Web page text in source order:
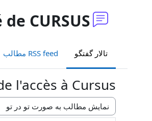
CURSUS
تالار گفتگو RSS feed مطالب
l'accès à Cursus
نحوهٔ نمایش